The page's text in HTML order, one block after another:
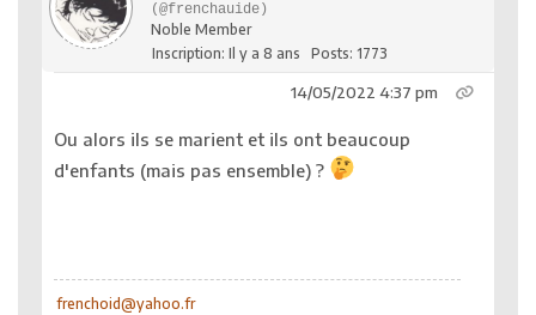
(@frenchauide)
Noble Member
Inscription: Il y a 8 ans
Posts: 1773
14/05/2022 4:37 pm
Ou alors ils se marient et ils ont beaucoup
d'enfants (mais pas ensemble) ?
frenchoid@yahoo.fr